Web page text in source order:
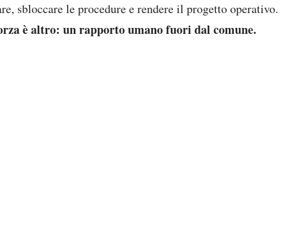
sbloccare le procedure e rendere il progetto operativo.
è altro: un rapporto umano fuori dal comune.